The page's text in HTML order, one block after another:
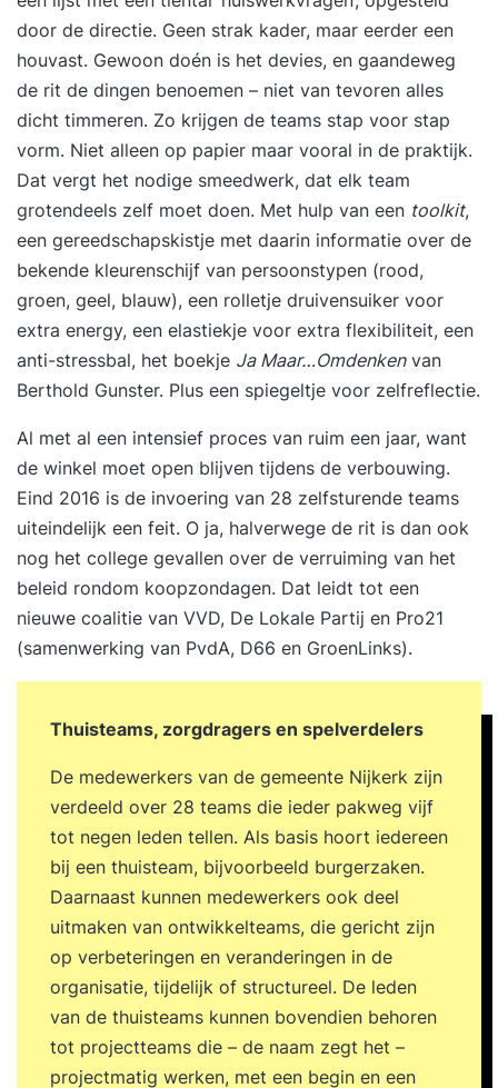
omgaan met conflicten of disfunctioneren in een
team. Zelforganiserende en zelfsturende teams
dienen in staat te zijn om zelf de voortgang van
het werk te inspecteren. Je leert hoe teams
effectief overleggen en elkaar verantwoordelijk
houden. Besluitvorming binnen zelforganiserende
teams. Dag 2Mensgerichte gebruiken die horen
bij zelforganisatie en zelfsturing: Je leert teams
organiseren van functies naar flexibele
rollen. Hierdoor zijn teams in staat wendbaar te
organiseren, heldere verantwoordelijkheden te
definiëren en talenten te benutten. Hoe ga je om
met feedback en performance binnen
zelforganisatie? We staan stil bij verschillende
feedback en performance processen.
Zelforganisatie of zelfsturing inrichten: Je leert
de randvoorwaarden en succesfactoren voor
zelforganisatie en zelfsturing. Een
heldere purpose houdt teams bij elkaar en geeft
richting aan alles wat er in een organisatie
gebeurt. Je leert kaders stellen en teams met
elkaar verbinden (alignment). Wat
zelforganiserende cirkels met rollen, Holacracy,
Fabriek? De Zelforganisatie Fabriek helpt teams
met professioneel & gelijkwaardig samenwerken.
We hebben honderden teams succesvol begeleid
om zelfstandiger tot betere resultaten te komen.
door de directie. Geen strak kader, maar eerder een
houvast. Gewoon doén is het devies, en gaandeweg
de rit de dingen benoemen – niet van tevoren alles
dicht timmeren. Zo krijgen de teams stap voor stap
vorm. Niet alleen op papier maar vooral in de praktijk.
Dat vergt het nodige smeedwerk, dat elk team
grotendeels zelf moet doen. Met hulp van een toolkit,
een gereedschapskistje met daarin informatie over de
bekende kleurenschijf van persoonstypen (rood,
groen, geel, blauw), een rolletje druivensuiker voor
extra energy, een elastiekje voor extra flexibiliteit, een
anti-stressbal, het boekje Ja Maar…Omdenkenvan
Berthold Gunster. Plus een spiegeltje voor zelfreflectie.
Al met al een intensief proces van ruim een jaar, want
de winkel moet open blijven tijdens de verbouwing.
Eind 2016 is de invoering van 28 zelfsturende teams
uiteindelijk een feit. O ja, halverwege de rit is dan ook
nog het college gevallen over de verruiming van het
beleid rondom koopzondagen. Dat leidt tot een
nieuwe coalitie van VVD, De Lokale Partij en Pro21
(samenwerking van PvdA, D66 en GroenLinks).
Thuisteams, zorgdragers en spelverdelers
De medewerkers van de gemeente Nijkerk zijn
verdeeld over 28 teams die ieder pakweg vijf
tot negen leden tellen. Als basis hoort iedereen
bij een thuisteam, bijvoorbeeld burgerzaken.
Daarnaast kunnen medewerkers ook deel
uitmaken van ontwikkelteams, die gericht zijn
op verbeteringen en veranderingen in de
organisatie, tijdelijk of structureel. De leden
van de thuisteams kunnen bovendien behoren
tot projectteams die – de naam zegt het –
projectmatig werken, met een begin en een